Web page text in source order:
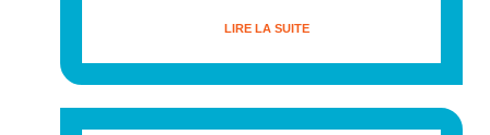
LIRE LA SUITE